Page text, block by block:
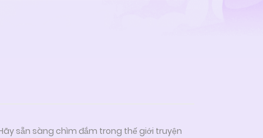
sẵn sàng chìm đắm trong thế giới truyện